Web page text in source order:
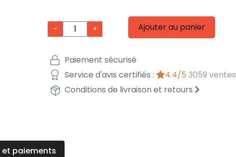
- + Ajouter au panier
Paiement sécurisé
Service d'avis certifiés :
4.4/5 3059 ventes
Conditions de livraison et retours
et paiements